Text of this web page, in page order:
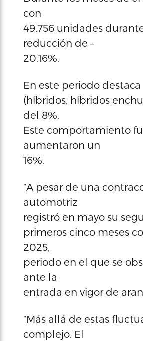
con
49,756 unidades
reducción de –
20.16%.
En este periodo
(híbridos, híbridos
del 8%.
Este comportamiento
aumentaron un
16%.
“A pesar de una
automotriz
registró en mayo su
primeros cinco meses
2025,
periodo en el que se
ante la
entrada en vigor de
“Más allá de estas
complejo. El